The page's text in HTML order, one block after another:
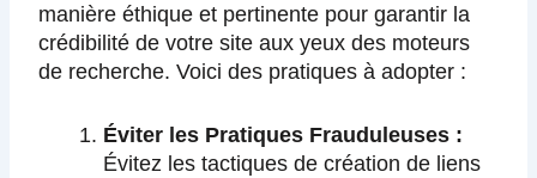
manière éthique et pertinente pour garantir la
crédibilité de votre site aux yeux des moteurs
de recherche. Voici des pratiques à adopter :
Éviter les Pratiques Frauduleuses :
Évitez les tactiques de création de liens